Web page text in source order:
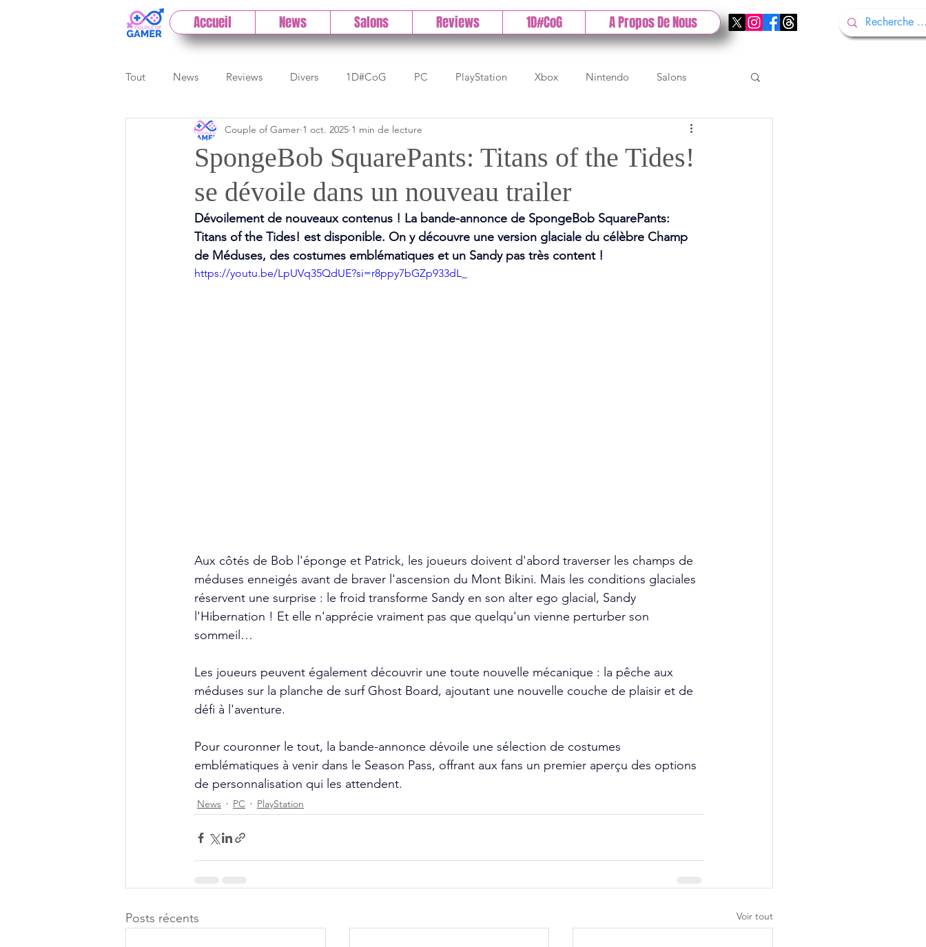
Accueil News Salons Reviews 1D#CoG A Propos De Nous
Tout News Reviews Divers 1D#CoG PC PlayStation Xbox Nintendo Salons
Previews Cloud Test indé DLC Gamescom
Paris Games Week Early Access Test 1DCoG Test Xbox Test Nintendo
Actu 1DCoG Test Stadia The Game Awards Balan
SpongeBob SquarePants: Titans of the Tides!
se dévoile dans un nouveau trailer
Couple of Gamer 1 oct. 2025 1 min de lecture
Dévoilement de nouveaux contenus ! La bande-annonce de SpongeBob SquarePants:
Titans of the Tides! est disponible. On y découvre une version glaciale du célèbre Champ
de Méduses, des costumes emblématiques et un Sandy pas très content !
https://youtu.be/LpUVq35QdUE?si=r8ppy7bGZp933dL_
Aux côtés de Bob l'éponge et Patrick, les joueurs doivent d'abord traverser les champs de
méduses enneigés avant de braver l'ascension du Mont Bikini. Mais les conditions glaciales
réservent une surprise : le froid transforme Sandy en son alter ego glacial, Sandy
l'Hibernation ! Et elle n'apprécie vraiment pas que quelqu'un vienne perturber son
sommeil…
Les joueurs peuvent également découvrir une toute nouvelle mécanique : la pêche aux
méduses sur la planche de surf Ghost Board, ajoutant une nouvelle couche de plaisir et de
défi à l'aventure.
Pour couronner le tout, la bande-annonce dévoile une sélection de costumes
emblématiques à venir dans le Season Pass, offrant aux fans un premier aperçu des options
de personnalisation qui les attendent.
News PC PlayStation
Posts récents Voir tout